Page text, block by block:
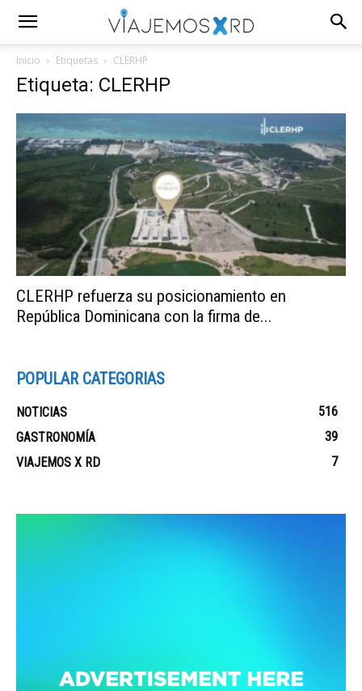
Inicio Etiquetas CLERHP
Etiqueta: CLERHP
CLERHP refuerza su posicionamiento en
República Dominicana con la firma de...
POPULAR CATEGORIAS
NOTICIAS
516
GASTRONOMÍA
39
VIAJEMOS X RD
7